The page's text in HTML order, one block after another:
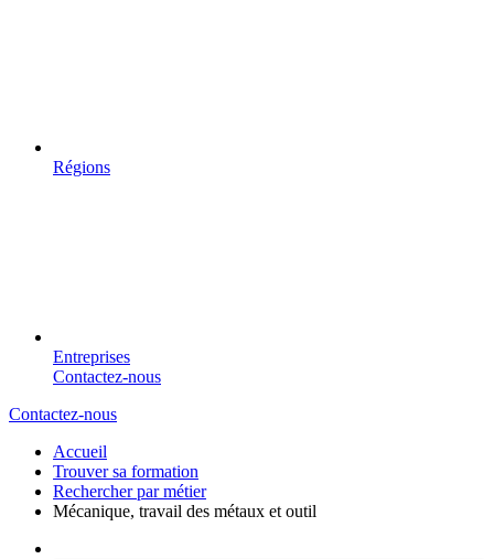
Régions
Entreprises
Contactez-nous
Contactez-nous
Accueil
Trouver sa formation
Rechercher par métier
Mécanique, travail des métaux et outil